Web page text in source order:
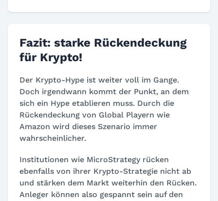
Fazit: starke Rückendeckung
für Krypto!
Der Krypto-Hype ist weiter voll im Gange.
Doch irgendwann kommt der Punkt, an dem
sich ein Hype etablieren muss. Durch die
Rückendeckung von Global Playern wie
Amazon wird dieses Szenario immer
wahrscheinlicher.
Institutionen wie MicroStrategy rücken
ebenfalls von ihrer Krypto-Strategie nicht ab
und stärken dem Markt weiterhin den Rücken.
Anleger können also gespannt sein auf den